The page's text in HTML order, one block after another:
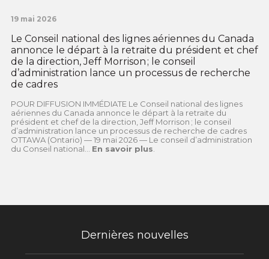
19 mai 2026
Le Conseil national des lignes aériennes du Canada
annonce le départ à la retraite du président et chef
de la direction, Jeff Morrison ; le conseil
d’administration lance un processus de recherche
de cadres
POUR DIFFUSION IMMÉDIATE Le Conseil national des lignes
aériennes du Canada annonce le départ à la retraite du
président et chef de la direction, Jeff Morrison ; le conseil
d’administration lance un processus de recherche de cadres
OTTAWA (Ontario) — 19 mai 2026 — Le conseil d’administration
du Conseil national... En savoir plus
Dernières nouvelles